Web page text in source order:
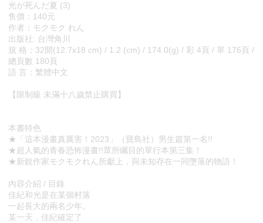
光が死んだ夏 (3)
售價：140元
作者：モクモク れん
出版社: 台灣角川
規 格：32開(12.7x18 cm) / 1.2 (cm) / 174.0(g) / 彩 4頁 / 單 176頁 /
總頁數 180頁
語 言：繁體中文
【限制級 未滿十八歲禁止購買】
本書特色
★「這本漫畫真厲害！2023」（寶島社）男生篇第一名!!
★超人氣的青春恐怖漫畫!!眾所矚目的單行本第三集！
★新銳作家モクモクれん所獻上，與未知存在一同墮落的物語！
內容介紹 / 目錄
佳紀和光是在某個村落
一起長大的兩名少年。
某一天，佳紀確定了